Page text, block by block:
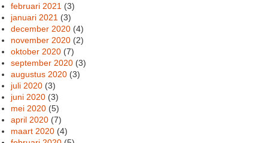
februari 2021 (3)
januari 2021 (3)
december 2020 (4)
november 2020 (2)
oktober 2020 (7)
september 2020 (3)
augustus 2020 (3)
juli 2020 (3)
juni 2020 (3)
mei 2020 (5)
april 2020 (7)
maart 2020 (4)